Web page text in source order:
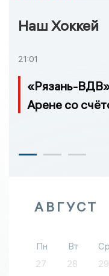
Наш Хоккей
21:01
«Рязань-
Арене со
АВГУСТ
Пн Вт Ср
27
28 29